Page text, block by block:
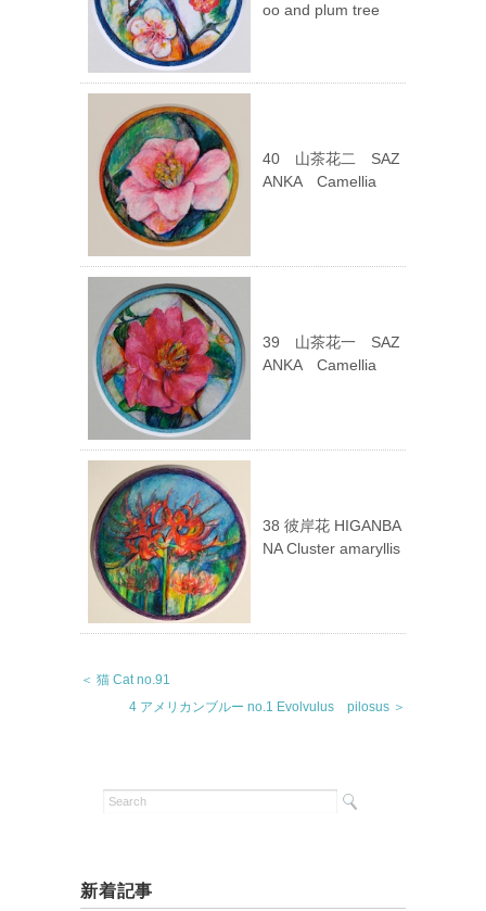
oo and plum tree
40 山茶花二 SAZ
ANKA Camellia
39 山茶花一 SAZ
ANKA Camellia
38 彼岸花 HIGANBA
NA Cluster amaryllis
＜ 猫 Cat no.91
4 アメリカンブルー no.1 Evolvulus pilosus ＞
新着記事